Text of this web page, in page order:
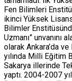
Fen Bilimleri
ikinci Yüksek
Bilimler
Uzmanı” unvanını
olarak Ankara’da ve
yılında Milli Eğitim
Sakarya illerinde
yaptı. 2004-2007